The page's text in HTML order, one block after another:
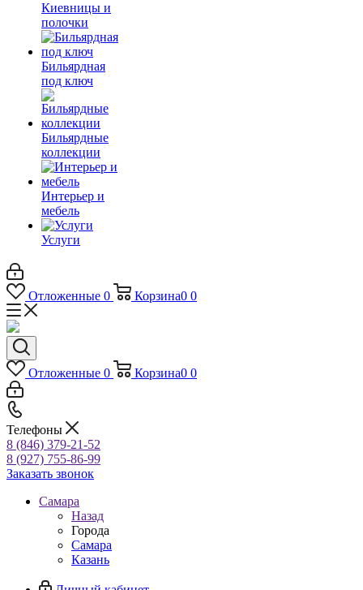
Киевницы и
полочки
Бильярдная
под ключ
Бильярдные
коллекции
Интерьер и
мебель
Услуги
Отложенные 0 Корзина0 0
Отложенные 0 Корзина0 0
Телефоны
8 (846) 379-21-52
8 (927) 755-86-99
Заказать звонок
Самара
Назад
Города
Самара
Казань